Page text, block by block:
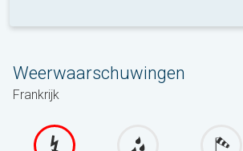
Weerwaarschuwingen
Frankrijk